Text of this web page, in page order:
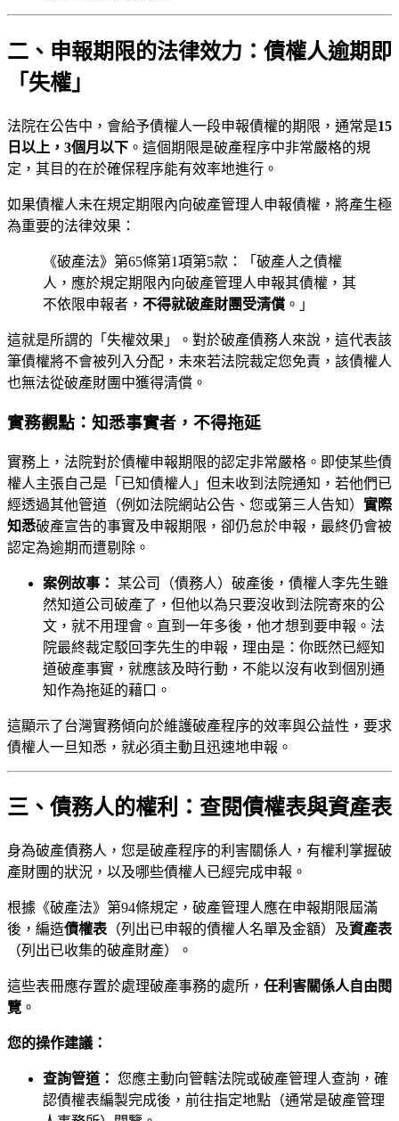
二、申報期限的法律效力：債權人逾期即
「失權」
法院在公告中，會給予債權人一段申報債權的期限，通常是15
日以上，3個月以下 。這個期限是破產程序中非常嚴格的規
定，其目的在於確保程序能有效率地進行。
如果債權人未在規定期限內向破產管理人申報債權，將產生極
為重要的法律效果：
《破產法》第65條第1項第5款：「破產人之債權
人，應於規定期限內向破產管理人申報其債權，其
不依限申報者， 不得就破產財團受清償 。」
這就是所謂的「失權效果」。對於破產債務人來說，這代表該
筆債權將不會被列入分配，未來若法院裁定您免責，該債權人
也無法從破產財團中獲得清償。
實務觀點：知悉事實者，不得拖延
實務上，法院對於債權申報期限的認定非常嚴格。即使某些債
權人主張自己是「已知債權人」但未收到法院通知，若他們已
經透過其他管道（例如法院網站公告、您或第三人告知） 實際
知悉破產宣告的事實及申報期限，卻仍怠於申報，最終仍會被
認定為逾期而遭剔除。
案例故事：
某公司（債務人）破產後，債權人李先生雖
然知道公司破產了，但他以為只要沒收到法院寄來的公
文，就不用理會。直到一年多後，他才想到要申報。法
院最終裁定駁回李先生的申報，理由是：你既然已經知
道破產事實，就應該及時行動，不能以沒有收到個別通
知作為拖延的藉口。
這顯示了台灣實務傾向於維護破產程序的效率與公益性，要求
債權人一旦知悉，就必須主動且迅速地申報。
三、債務人的權利：查閱債權表與資產表
身為破產債務人，您是破產程序的利害關係人，有權利掌握破
產財團的狀況，以及哪些債權人已經完成申報。
根據《破產法》第94條規定，破產管理人應在申報期限屆滿
後，編造債權表 （列出已申報的債權人名單及金額）及資產表
（列出已收集的破產財產）。
這些表冊應存置於處理破產事務的處所， 任利害關係人自由閱
覽 。
您的操作建議：
查詢管道： 您應主動向管轄法院或破產管理人查詢，確
認債權表編製完成後，前往指定地點（通常是破產管理